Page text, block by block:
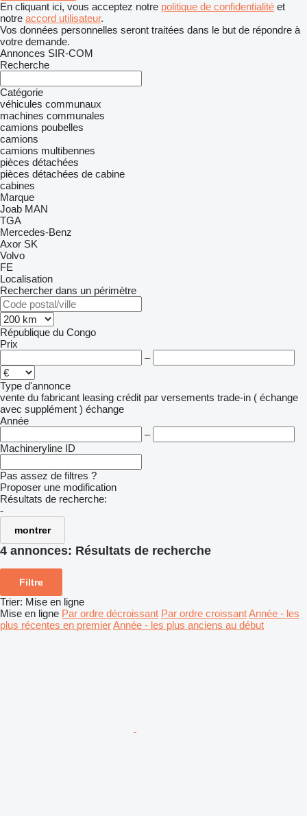
En cliquant ici, vous acceptez notre politique de confidentialité et
notre accord utilisateur.
Vos données personnelles seront traitées dans le but de répondre à
votre demande.
Annonces SIR-COM
Recherche
Catégorie
véhicules communaux
machines communales
camions poubelles
camions
camions multibennes
pièces détachées
pièces détachées de cabine
cabines
Marque
Joab MAN
TGA
Mercedes-Benz
Axor SK
Volvo
FE
Localisation
Rechercher dans un périmètre
République du Congo
Prix
–
Type d'annonce
vente du fabricant leasing crédit par versements trade-in ( échange
avec supplément ) échange
Année
–
Machineryline ID
Pas assez de filtres ?
Proposer une modification
Résultats de recherche:
-
montrer
4 annonces: Résultats de recherche
Filtre
Trier: Mise en ligne
Mise en ligne Par ordre décroissant Par ordre croissantAnnée - les
plus récentes en premierAnnée - les plus anciens au début